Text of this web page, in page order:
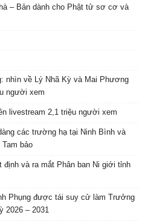
– Bản dành cho Phật tử sơ cơ và
nhìn về Lý Nhã Kỳ và Mai Phương
người xem
livestream 2,1 triệu người xem
các trường hạ tại Ninh Bình và
bảo
định và ra mắt Phân ban Ni giới tỉnh
Phụng được tái suy cử làm Trưởng
2026 – 2031